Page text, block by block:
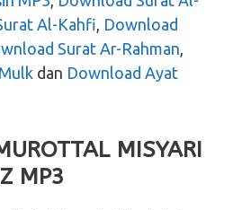
Al-Kahfi Download
Surat Ar-Rahman
dan Download Ayat
MISYARI
MP3